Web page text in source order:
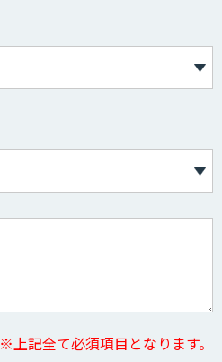
※上記全て必須項目となります。